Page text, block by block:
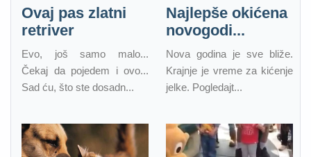
Ovaj pas zlatni
retriver
Evo, još samo malo...
Čekaj da pojedem i ovo...
Sad ću, što ste dosadn...
Najlepše okićena
novogodi...
Nova godina je sve bliže.
Krajnje je vreme za kićenje
jelke. Pogledajt...